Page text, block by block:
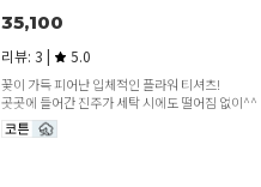
35,100
리뷰: 3 | 5.0
꽃이 가득 피어난 입체적인 플라워 티셔츠!
곳곳에 들어간 진주가 세탁 시에도 떨어짐 없이^^